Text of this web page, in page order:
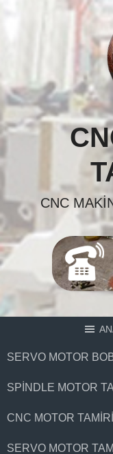
CNC
SERVO MOTOR
SPINDLE MOTOR
CNC MOTOR TAMIRI
SERVO MOTOR